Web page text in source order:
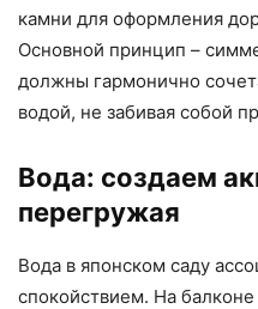
камни для оформления
Основной принцип –
должны гармонично
водой, не забивая собой
Вода: создаем
перегружая
Вода в японском саду
спокойствием. На